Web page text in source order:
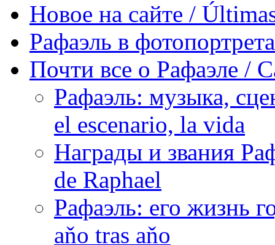
Новое на сайте /
Рафаэль в
Почти все о Рафаэле /
Рафаэль: музыка,
el escenario, la vida
Награды и звания
de Raphael
Рафаэль: его жизнь
aňo tras aňo